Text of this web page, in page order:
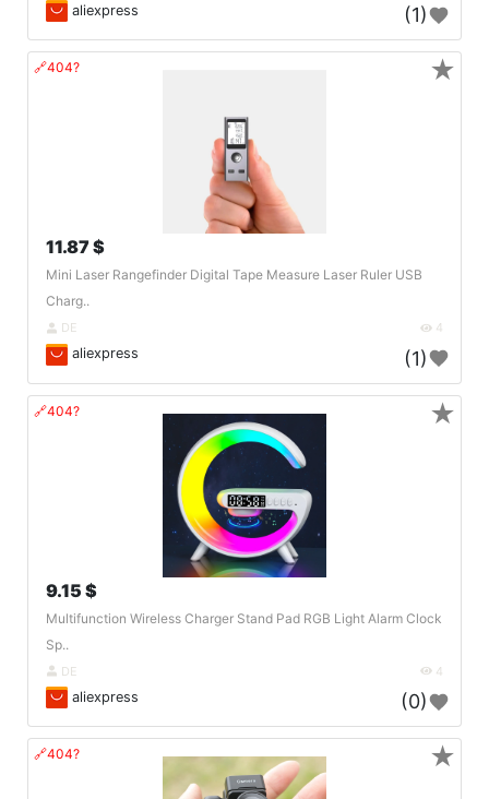
aliexpress (1)
🔗404?
11.87 $
Mini Laser Rangefinder Digital Tape Measure Laser Ruler USB
Charg..
DE 4
aliexpress (1)
★
🔗404?
9.15 $
Multifunction Wireless Charger Stand Pad RGB Light Alarm Clock
Sp..
DE 4
aliexpress (0)
★
🔗404? ★